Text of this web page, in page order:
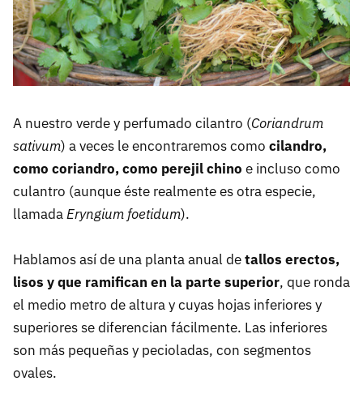
A nuestro verde y perfumado cilantro (Coriandrum
sativum) a veces le encontraremos como cilandro,
como coriandro, como perejil chino e incluso como
culantro (aunque éste realmente es otra especie,
llamadaEryngium foetidum).
Hablamos así de una planta anual detallos erectos,
lisos y que ramifican en la parte superior, que ronda
el medio metro de altura y cuyas hojas inferiores y
superiores se diferencian fácilmente. Las inferiores
son más pequeñas y pecioladas, con segmentos
ovales.